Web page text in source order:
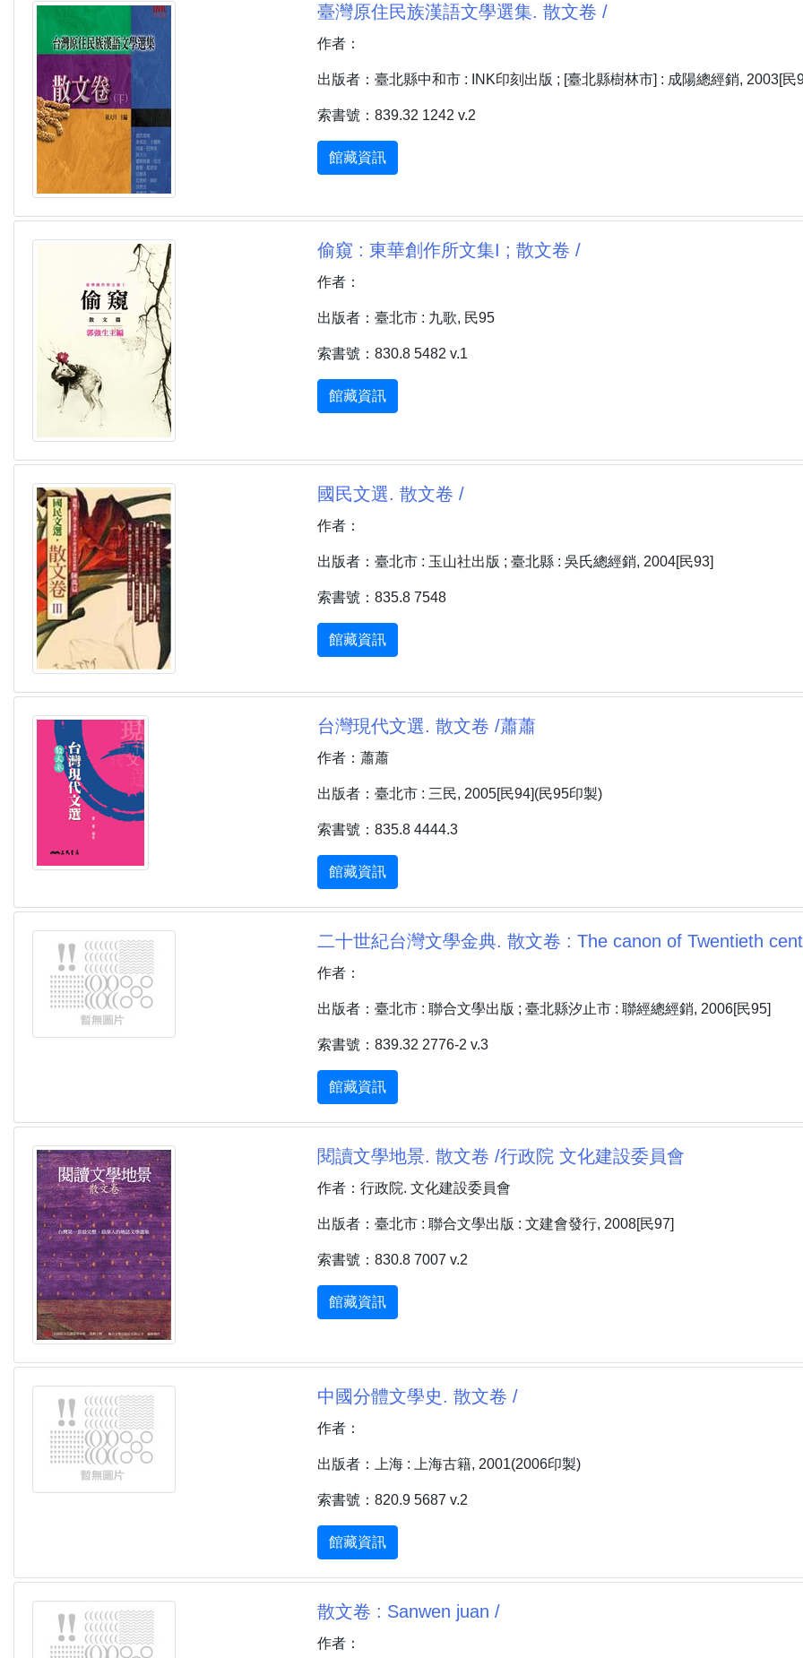
臺灣原住民族漢語文學選集. 散文卷 /
作者：
出版者：臺北縣中和市 : INK印刻出版 ; [臺北縣樹林市] : 成陽總經銷, 2003[民
索書號：839.32 1242 v.2
館藏資訊
偷窺 : 東華創作所文集I ; 散文卷 /
作者：
出版者：臺北市 : 九歌, 民95
索書號：830.8 5482 v.1
館藏資訊
國民文選. 散文卷 /
作者：
出版者：臺北市 : 玉山社出版 ; 臺北縣 : 吳氏總經銷, 2004[民93]
索書號：835.8 7548
館藏資訊
台灣現代文選. 散文卷 /蕭蕭
作者：蕭蕭
出版者：臺北市 : 三民, 2005[民94](民95印製)
索書號：835.8 4444.3
館藏資訊
二十世紀台灣文學金典. 散文卷 : The canon of Twentieth
作者：
出版者：臺北市 : 聯合文學出版 ; 臺北縣汐止市 : 聯經總經銷, 2006[民95]
索書號：839.32 2776-2 v.3
館藏資訊
閱讀文學地景. 散文卷 /行政院 文化建設委員會
作者：行政院. 文化建設委員會
出版者：臺北市 : 聯合文學出版 : 文建會發行, 2008[民97]
索書號：830.8 7007 v.2
館藏資訊
中國分體文學史. 散文卷 /
作者：
出版者：上海 : 上海古籍, 2001(2006印製)
索書號：820.9 5687 v.2
館藏資訊
散文卷 : Sanwen juan /
作者：